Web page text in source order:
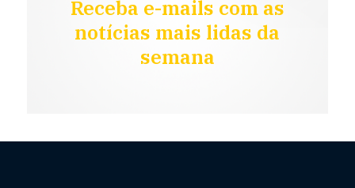
Receba e-mails com as
notícias mais lidas da
semana